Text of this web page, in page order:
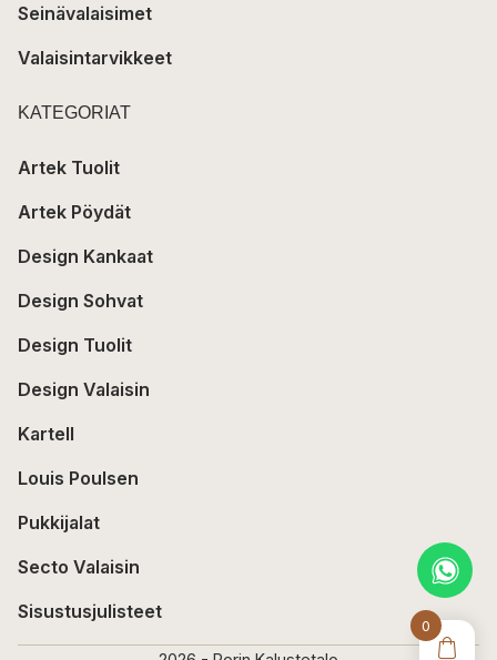
0
Seinävalaisimet
Valaisintarvikkeet
KATEGORIAT
Artek Tuolit
Artek Pöydät
Design Kankaat
Design Sohvat
Design Tuolit
Design Valaisin
Kartell
Louis Poulsen
Pukkijalat
Secto Valaisin
Sisustusjulisteet